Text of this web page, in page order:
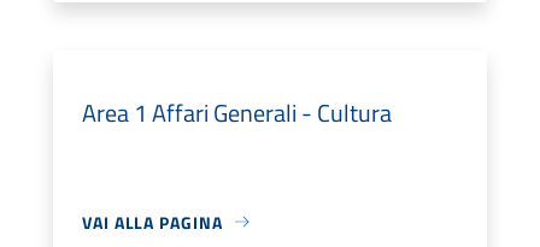
Area 1 Affari Generali - Cultura
VAI ALLA PAGINA